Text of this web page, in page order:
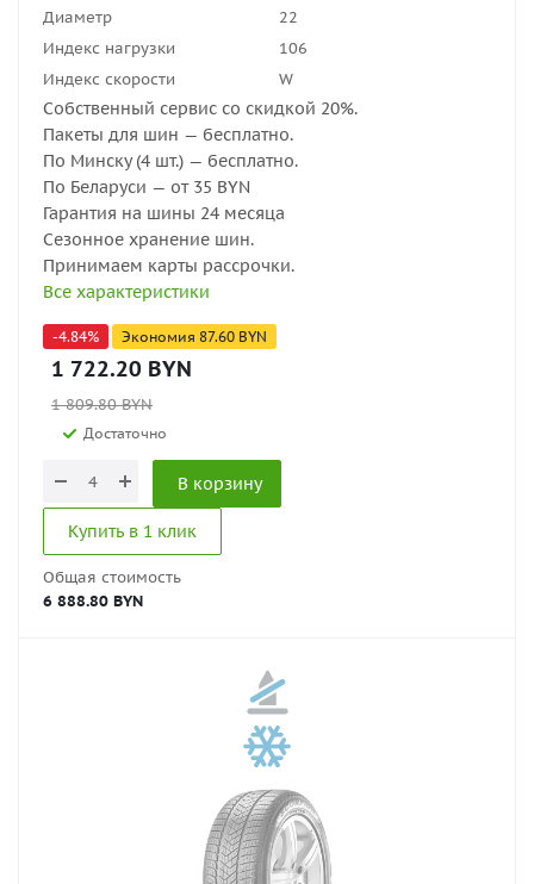
Диаметр
22
Индекс нагрузки
106
Индекс скорости
W
Собственный сервис со скидкой 20%.
Пакеты для шин — бесплатно.
По Минску (4 шт.) — бесплатно.
По Беларуси — от 35 BYN
Гарантия на шины 24 месяца
Сезонное хранение шин.
Принимаем карты рассрочки.
Все характеристики
-4.84% Экономия 87.60 BYN
1 722.20 BYN
1 809.80BYN
Достаточно
В корзину
Купить в 1 клик
Общая стоимость
6 888.80 BYN